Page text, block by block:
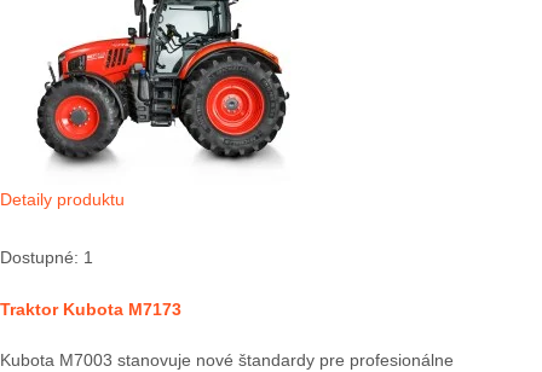
Detaily produktu
Dostupné: 1
Traktor Kubota M7173
Kubota M7003 stanovuje nové štandardy pre profesionálne